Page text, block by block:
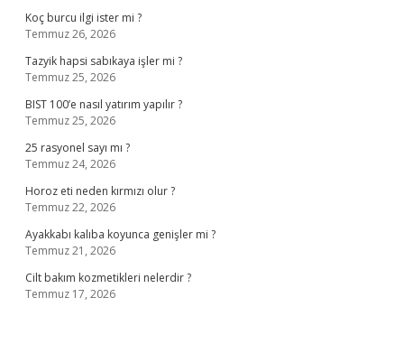
Koç burcu ilgi ister mi ?
Temmuz 26, 2026
Tazyik hapsi sabıkaya işler mi ?
Temmuz 25, 2026
BIST 100’e nasıl yatırım yapılır ?
Temmuz 25, 2026
25 rasyonel sayı mı ?
Temmuz 24, 2026
Horoz eti neden kırmızı olur ?
Temmuz 22, 2026
Ayakkabı kalıba koyunca genişler mi ?
Temmuz 21, 2026
Cilt bakım kozmetikleri nelerdir ?
Temmuz 17, 2026